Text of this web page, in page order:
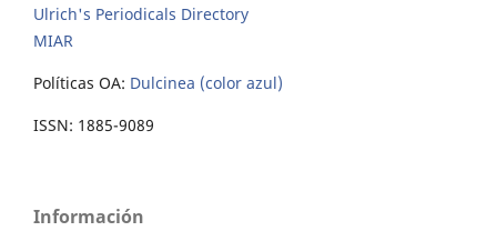
Ulrich's Periodicals Directory
MIAR
Políticas OA: Dulcinea (color azul)
ISSN: 1885-9089
Información